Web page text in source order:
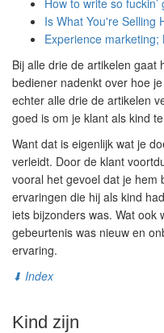
How to write so
Is What You're Selling
Experience
Bij alle drie de artikelen gaat
bediener nadenkt over hoe
echter alle drie de artikelen
goed is om je klant als kind
Want dat is eigenlijk wat je
verleidt. Door de klant
vooral het gevoel dat je hem
ervaringen die hij als kind
iets bijzonders was. Wat ook
gebeurtenis was nieuw en
ervaring.
⬇ Index
Kind zijn